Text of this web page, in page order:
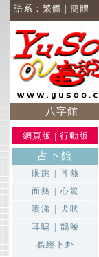
語系： 繁體 | 簡體
八字館
網頁版 | 行動版
占卜館
眼跳
耳熱
面熱
心驚
噴涕
犬吠
耳嗚
鵲噪
易經卜卦